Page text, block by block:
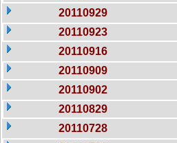
20110929
20110923
20110916
20110909
20110902
20110829
20110728